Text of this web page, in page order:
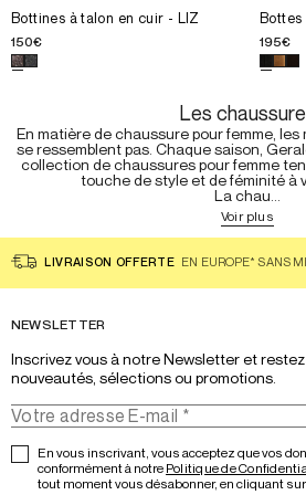
41.
Choisissez la taille pour le produit
36.
37.
38.
Bottines à talon en cuir - LIZ
150€
Choisissez une couleur pour le produit
36.
37.
38.
Bottes
195€
Les
En matière de chaussure pour femme, les
se ressemblent pas. Chaque saison,
collection de chaussures pour femme
touche de style et de féminité à
La chau...
Voir plus
LIVRAISON OFFERTE EN EUROPE* SANS
NEWSLETTER
Inscrivez vous à notre Newsletter et
nouveautés, sélections ou promotions.
En vous inscrivant, vous acceptez que vos
conformément à notre Politique de
tout moment vous désabonner, en cliquant